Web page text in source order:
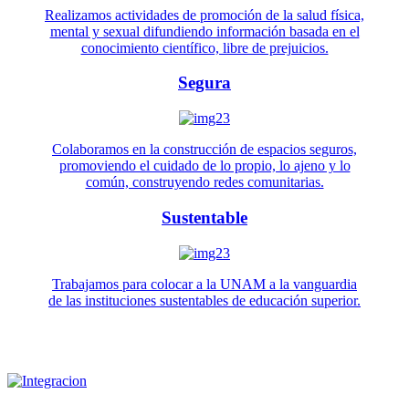
Realizamos actividades de promoción de la salud física,
mental y sexual difundiendo información basada en el
conocimiento científico, libre de prejuicios.
Segura
Colaboramos en la construcción de espacios seguros,
promoviendo el cuidado de lo propio, lo ajeno y lo
común, construyendo redes comunitarias.
Sustentable
Trabajamos para colocar a la UNAM a la vanguardia
de las instituciones sustentables de educación superior.